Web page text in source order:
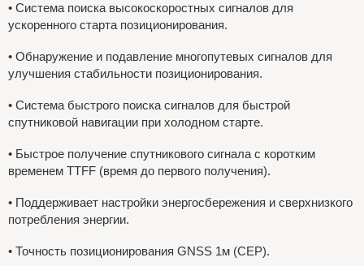
• Система поиска высокоскоростных сигналов для
ускоренного старта позиционирования.
• Обнаружение и подавление многопутевых сигналов для
улучшения стабильности позиционирования.
• Система быстрого поиска сигналов для быстрой
спутниковой навигации при холодном старте.
• Быстрое получение спутникового сигнала с коротким
временем TTFF (время до первого получения).
• Поддерживает настройки энергосбережения и сверхнизкого
потребления энергии.
• Точность позиционирования GNSS 1м (CEP).